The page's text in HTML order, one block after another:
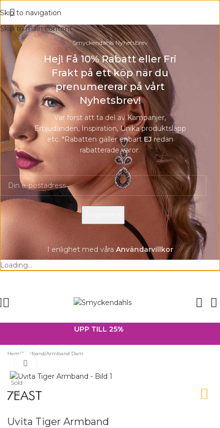
Smyckendahls Nyhetsbrev
Hej! Få 10% Rabatt eller Fri
Frakt på ett köp när du
prenumererar på vårt
Nyhetsbrev!
Var först att ta del av Kampanjer,
Erbjudanden, Inspiration, Unika produktsläpp
etc. *Rabatten gäller enbartEJredan
rabatterade varor.
I enlighet med våra Användarvillkor
Loading...
Skip to navigation
Skip to main content
UPP TILL 25%
Hem/Armband/Armband Dam
Sold
out
Uvita Tiger Armband